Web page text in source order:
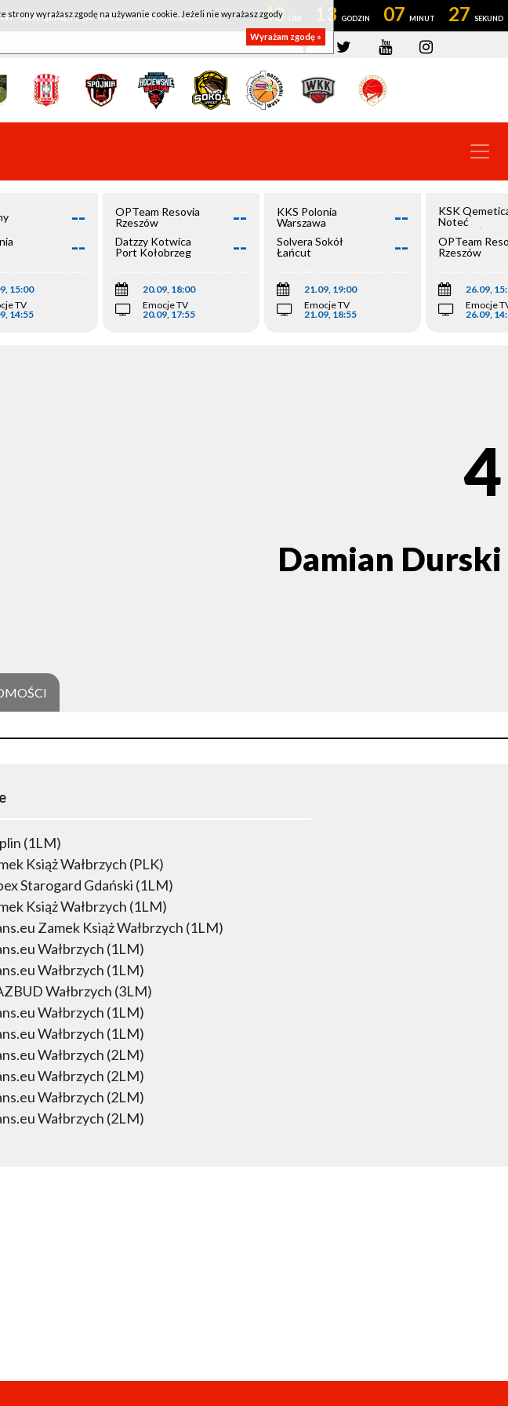
- KSK QEMETICA NOTEĆ INOWROCŁAW 43 13 07 27
--
--
15:00
TV
14:55
OPTeam Resovia
Rzeszów
--
Datzzy Kotwica
Port Kołobrzeg
--
20.09, 18:00
Emocje TV
20.09, 17:55
KKS Polonia
Warszawa
--
Solvera Sokół
Łańcut
--
21.09, 19:00
Emocje TV
21.09, 18:55
KSK
Noteć
Inowrocław
OPTeam
Rzeszów
26.09,
Emocje
26.09,
4
Damian Durski
(1LM)
Książ Wałbrzych (PLK)
Starogard Gdański (1LM)
Książ Wałbrzych (1LM)
Zamek Książ Wałbrzych (1LM)
Wałbrzych (1LM)
Wałbrzych (1LM)
Wałbrzych (3LM)
Wałbrzych (1LM)
Wałbrzych (1LM)
Wałbrzych (2LM)
Wałbrzych (2LM)
Wałbrzych (2LM)
Wałbrzych (2LM)
strony wyrażasz zgodę na używanie cookie. Jeżeli nie wyrażasz zgody
Wyrażam zgodę »